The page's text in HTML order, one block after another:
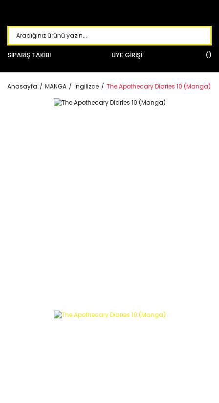
SİPARİŞ TAKİBİ ÜYE GİRİŞİ
Anasayfa MANGA İngilizce The Apothecary Diaries 10 (Manga)